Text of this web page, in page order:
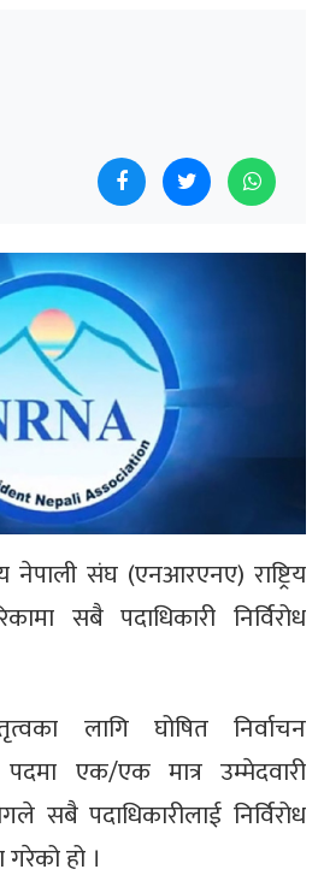
संघ (एनआरएनए) राष्ट्रिय
सबै पदाधिकारी निर्विरोध
लागि घोषित निर्वाचन
एक/एक मात्र उम्मेदवारी
सबै पदाधिकारीलाई निर्विरोध
हो ।